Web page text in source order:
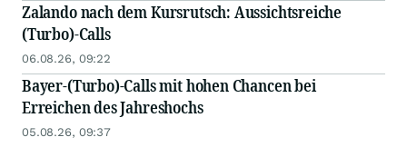
Zalando nach dem Kursrutsch: Aussichtsreiche
(Turbo)-Calls
06.08.26, 09:22
Bayer-(Turbo)-Calls mit hohen Chancen bei
Erreichen des Jahreshochs
05.08.26, 09:37